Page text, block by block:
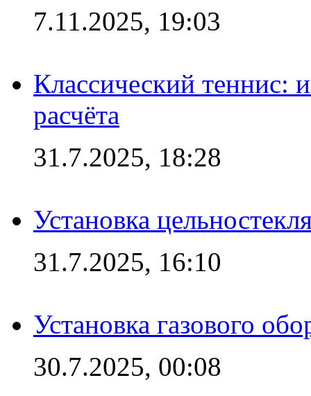
7.11.2025, 19:03
Классический теннис:
расчёта
31.7.2025, 18:28
Установка
31.7.2025, 16:10
Установка газового
30.7.2025, 00:08